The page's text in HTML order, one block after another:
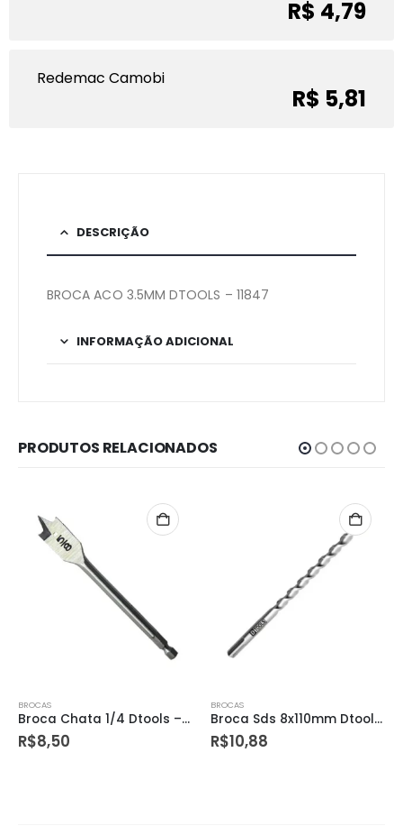
R$ 4,79
Redemac Camobi
R$ 5,81
DESCRIÇÃO
BROCA ACO 3.5MM DTOOLS – 11847
INFORMAÇÃO ADICIONAL
PRODUTOS RELACIONADOS
BROCAS
Broca Sds 8x110mm Dtools – 13805
R$10,88
BROCAS
Broca Aco 10mm Dtools – 11859
R$17,90